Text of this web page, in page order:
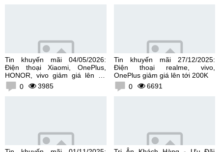
Tin khuyến mãi 04/05/2026:
Điện thoại Xiaomi, OnePlus,
HONOR, vivo giảm giá lên tới
300K0 3985
Tin khuyến mãi 27/12/2025:
Điện thoại realme, vivo,
OnePlus giảm giá lên tới 200K
0
6691